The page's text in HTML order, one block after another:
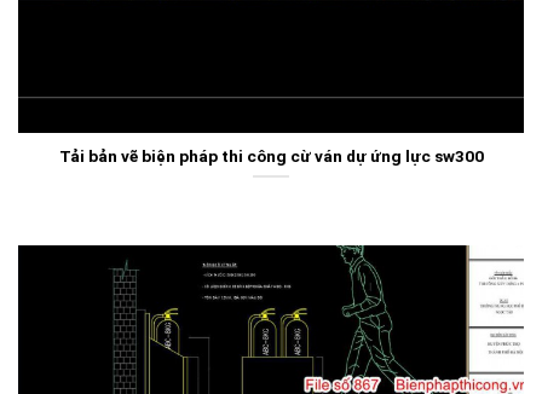
Tải bản vẽ biện pháp thi công cừ ván dự ứng lực sw300